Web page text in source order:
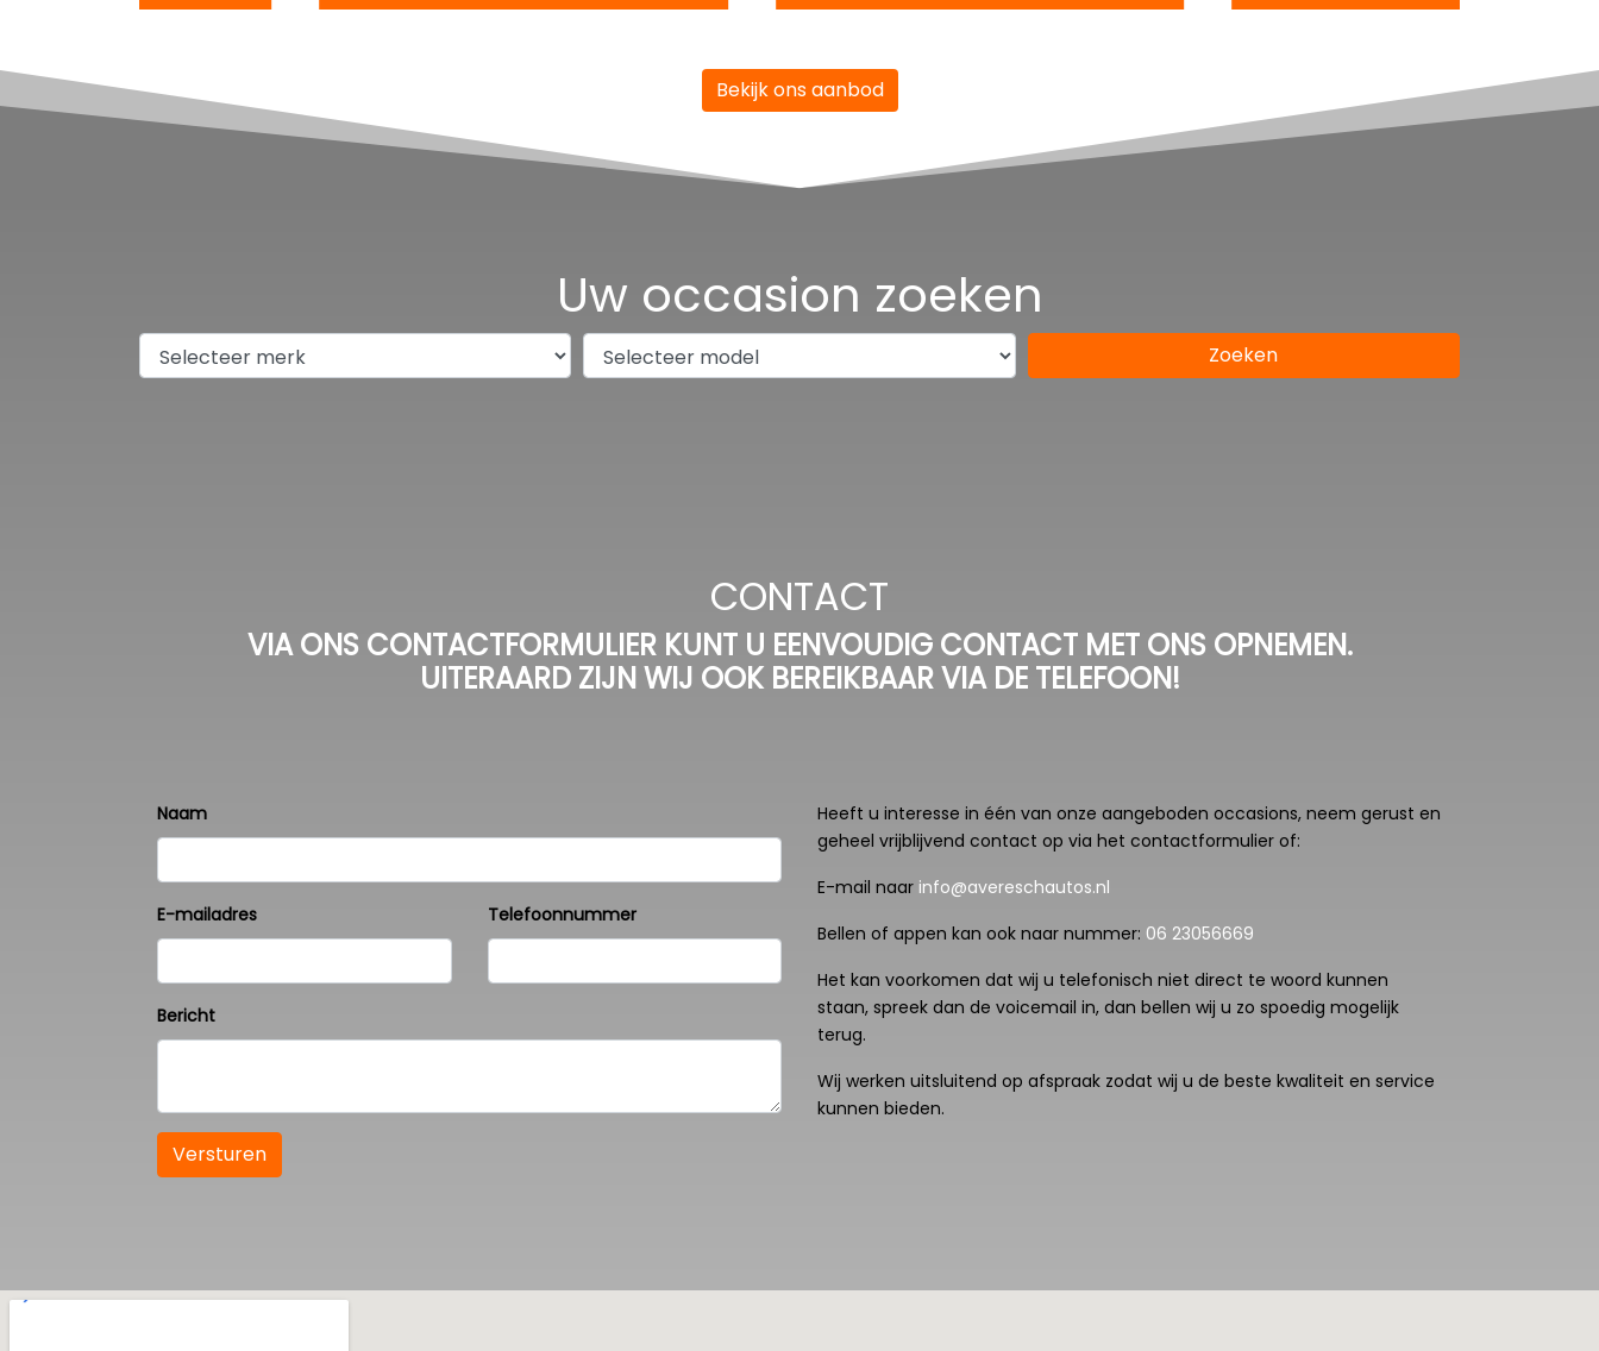
Bekijk ons aanbod
Uw occasion zoeken
Zoeken
CONTACT
VIA ONS CONTACTFORMULIER KUNT U EENVOUDIG CONTACT MET ONS OPNEMEN.
UITERAARD ZIJN WIJ OOK BEREIKBAAR VIA DE TELEFOON!
Naam
E-mailadres Telefoonnummer
Bericht
Versturen
Heeft u interesse in één van onze aangeboden occasions, neem gerust en
geheel vrijblijvend contact op via het contactformulier of:
E-mail naar info@avereschautos.nl
Bellen of appen kan ook naar nummer: 06 23056669
Het kan voorkomen dat wij u telefonisch niet direct te woord kunnen
staan, spreek dan de voicemail in, dan bellen wij u zo spoedig mogelijk
terug.
Wij werken uitsluitend op afspraak zodat wij u de beste kwaliteit en service
kunnen bieden.